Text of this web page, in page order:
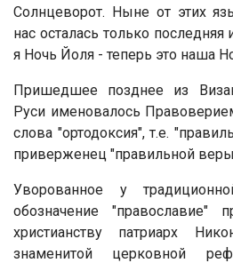
Солнцеворот. Ныне от этих
нас осталась только
я Ночь Йоля - теперь это наша
Пришедшее позднее из
Руси именовалось
слова "ортодоксия", т.е.
приверженец "правильной
Уворованное у
обозначение "православие"
христианству патриарх
знаменитой церковной